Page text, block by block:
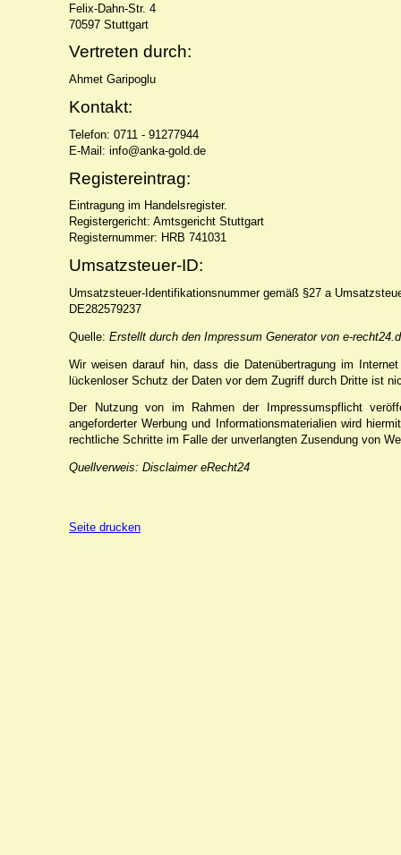
Felix-Dahn-Str. 4
70597 Stuttgart
Vertreten durch:
Ahmet Garipoglu
Kontakt:
Telefon: 0711 - 91277944
E-Mail: info@anka-gold.de
Registereintrag:
Eintragung im Handelsregister.
Registergericht: Amtsgericht Stuttgart
Registernummer: HRB 741031
Umsatzsteuer-ID:
Umsatzsteuer-Identifikationsnummer gemäß §27 a
DE282579237
Quelle: Erstellt durch den Impressum Generator von e-
Wir weisen darauf hin, dass die Datenübertragung im
lückenloser Schutz der Daten vor dem Zugriff durch Dritte ist
Der Nutzung von im Rahmen der Impressumspflicht
angeforderter Werbung und Informationsmaterialien wird
rechtliche Schritte im Falle der unverlangten Zusendung von
Quellverweis: Disclaimer eRecht24
Seite drucken